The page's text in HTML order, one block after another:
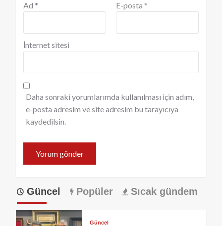
Ad * E-posta *
İnternet sitesi
Daha sonraki yorumlarımda kullanılması için adım,
e-posta adresim ve site adresim bu tarayıcıya
kaydedilsin.
Güncel Popüler Sıcak gündem
Güncel